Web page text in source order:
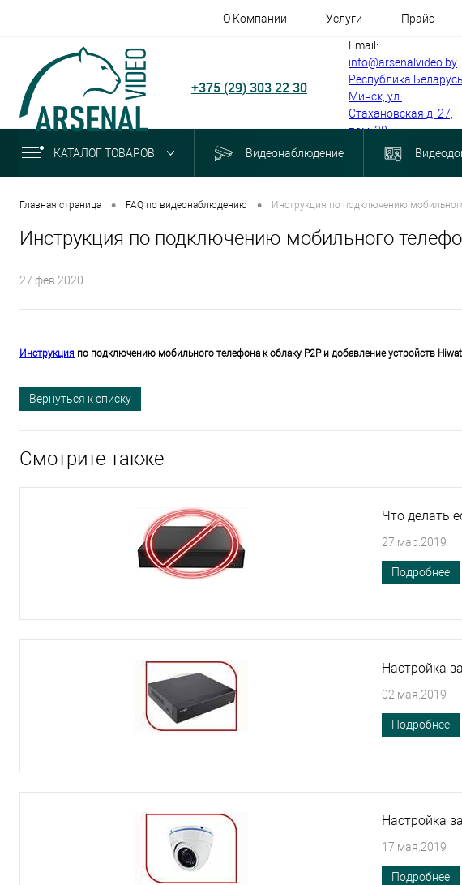
О Компании Услуги Прайс
+375 (29) 303 22 30
Email:
info@arsenalvideo.by
Республика
Минск, ул.
Стахановская д. 27,
пом. 30
КАТАЛОГ ТОВАРОВ Видеонаблюдение
Главная страница • FAQ по видеонаблюдению • Инструкция по подключению
Инструкция по подключению мобильного
27.фев.2020
Инструкция по подключению мобильного телефона к облаку P2P и добавление устройств
Вернуться к списку
Смотрите также
Что делать
27.мар.2019
Подробнее
Настройка
02.мая.2019
Подробнее
Настройка
17.мая.2019
Подробнее